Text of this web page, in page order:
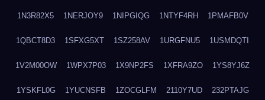
1N3R82X5 1NERJOY9 1NIPGIQG 1NTYF4RH 1PMAFB0V
1QBCT8D3 1SFXG5XT 1SZ258AV 1URGFNU5 1USMDQTI
1V2M00OW 1WPX7P03 1X9NP2FS 1XFRA9ZO 1YS8YJ6Z
1YSKFL0G 1YUCNSFB 1ZOCGLFM 2110Y7UD 232PTAJG